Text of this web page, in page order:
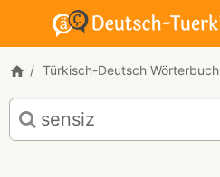
Türkisch-Deutsch Wörterbuch
Türkisch-
Deutsch
Übersetzung